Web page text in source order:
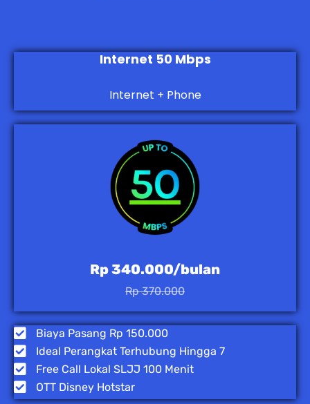
Internet 50 Mbps
Internet + Phone
Rp 340.000/bulan
Rp 370.000
Biaya Pasang Rp 150.000
Ideal Perangkat Terhubung Hingga 7
Free Call Lokal SLJJ 100 Menit
OTT Disney Hotstar